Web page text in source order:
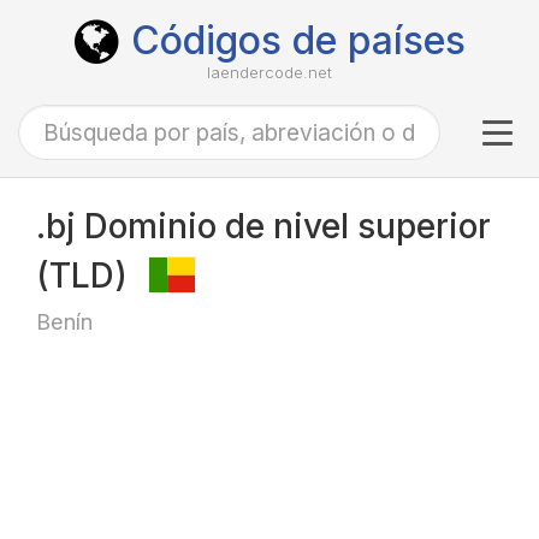
Códigos de países
laendercode.net
.bj Dominio de nivel superior
(TLD)
Benín